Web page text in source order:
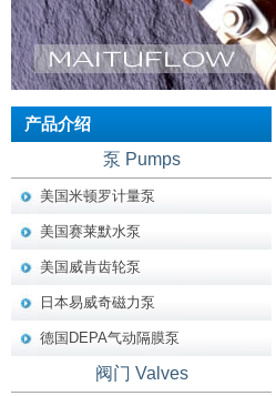
产品介绍
泵 Pumps
美国米顿罗计量泵
美国赛莱默水泵
美国威肯齿轮泵
日本易威奇磁力泵
德国DEPA气动隔膜泵
阀门 Valves